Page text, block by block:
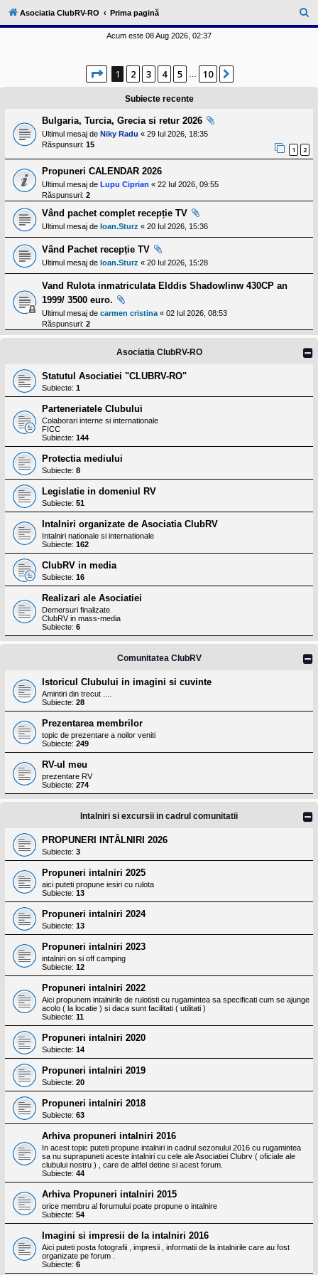
l
u
t
a
t
a
p
o
s
e
s
o
r
l
o
r
e
r
u
o
t
i
a
u
o
r
u
o
t
e
d
i
n
R
o
m
a
i
a
Asociatia ClubRV-RO Prima pagină
ă
Acum este 08 Aug 2026, 02:37
Pagina din 10
1 2 3 4 5 10
Subiecte recente
Bulgaria, Turcia, Grecia si retur 2026
Ultimul mesaj de Niky Radu « 29 Iul 2026, 18:35
Răspunsuri: 15
1 2
Propuneri CALENDAR 2026
Ultimul mesaj de Lupu Ciprian « 22 Iul 2026, 09:55
Răspunsuri: 2
Vând pachet complet recepție TV
Ultimul mesaj de Ioan.Sturz « 20 Iul 2026, 15:36
Vând Pachet recepție TV
Ultimul mesaj de Ioan.Sturz « 20 Iul 2026, 15:28
Vand Rulota inmatriculata Elddis Shadowlinw 430CP an
1999/ 3500 euro.
Ultimul mesaj de carmen cristina « 02 Iul 2026, 08:53
Răspunsuri: 2
Asociatia ClubRV-RO
Statutul Asociatiei "CLUBRV-RO"
Subiecte: 1
Parteneriatele Clubului
Colaborari interne si internationale
FICC
Subiecte: 144
Protectia mediului
Subiecte: 8
Legislatie in domeniul RV
Subiecte: 51
Intalniri organizate de Asociatia ClubRV
Intalniri nationale si internationale
Subiecte: 162
ClubRV in media
Subiecte: 16
Realizari ale Asociatiei
Demersuri finalizate
ClubRV in mass-media
Subiecte: 6
Comunitatea ClubRV
Istoricul Clubului in imagini si cuvinte
Amintiri din trecut ....
Subiecte: 28
Prezentarea membrilor
topic de prezentare a noilor veniti
Subiecte: 249
RV-ul meu
prezentare RV
Subiecte: 274
Intalniri si excursii in cadrul comunitatii
PROPUNERI INTÂLNIRI 2026
Subiecte: 3
Propuneri intalniri 2025
aici puteti propune iesiri cu rulota
Subiecte: 13
Propuneri intalniri 2024
Subiecte: 13
Propuneri intalniri 2023
intalniri on si off camping
Subiecte: 12
Propuneri intalniri 2022
Aici propunem intalnirile de rulotisti cu rugamintea sa specificati cum se ajunge
acolo ( la locatie ) si daca sunt facilitati ( utilitati )
Subiecte: 11
Propuneri intalniri 2020
Subiecte: 14
Propuneri intalniri 2019
Subiecte: 20
Propuneri intalniri 2018
Subiecte: 63
Arhiva propuneri intalniri 2016
In acest topic puteti propune intalniri in cadrul sezonului 2016 cu rugamintea
sa nu suprapuneti aceste intalniri cu cele ale Asociatiei Clubrv ( oficiale ale
clubului nostru ) , care de altfel detine si acest forum.
Subiecte: 44
Arhiva Propuneri intalniri 2015
orice membru al forumului poate propune o intalnire
Subiecte: 54
Imagini si impresii de la intalniri 2016
Aici puteti posta fotografii , impresii , informatii de la intalnirile care au fost
organizate pe forum .
Subiecte: 6